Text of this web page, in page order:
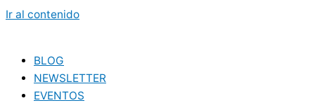
Ir al contenido
BLOG
NEWSLETTER
EVENTOS